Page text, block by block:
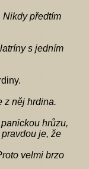
Nikdy předtím
s jedním
z něj hrdina.
hrůzu,
je, že
velmi brzo